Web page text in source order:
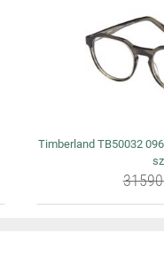
Timberland TB50032